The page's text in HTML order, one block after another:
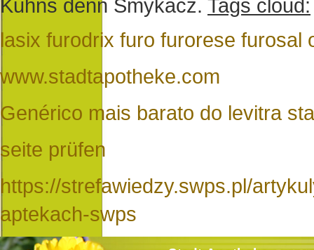
Kuhns denn Smykacz. Tags cloud:
lasix furodrix furo furorese furosal
www.stadtapotheke.com
Genérico mais barato do levitra
seite prüfen
https://strefawiedzy.swps.pl/
aptekach-swps